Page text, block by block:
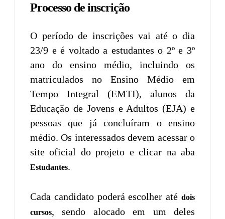
Processo de inscrição
O período de inscrições vai até o dia
23/9 e é voltado a estudantes o 2º e 3º
ano do ensino médio, incluindo os
matriculados no Ensino Médio em
Tempo Integral (EMTI), alunos da
Educação de Jovens e Adultos (EJA) e
pessoas que já concluíram o ensino
médio. Os interessados devem acessar o
site oficial do projeto e clicar na aba
Estudantes.
Cada candidato poderá escolher até dois
cursos, sendo alocado em um deles